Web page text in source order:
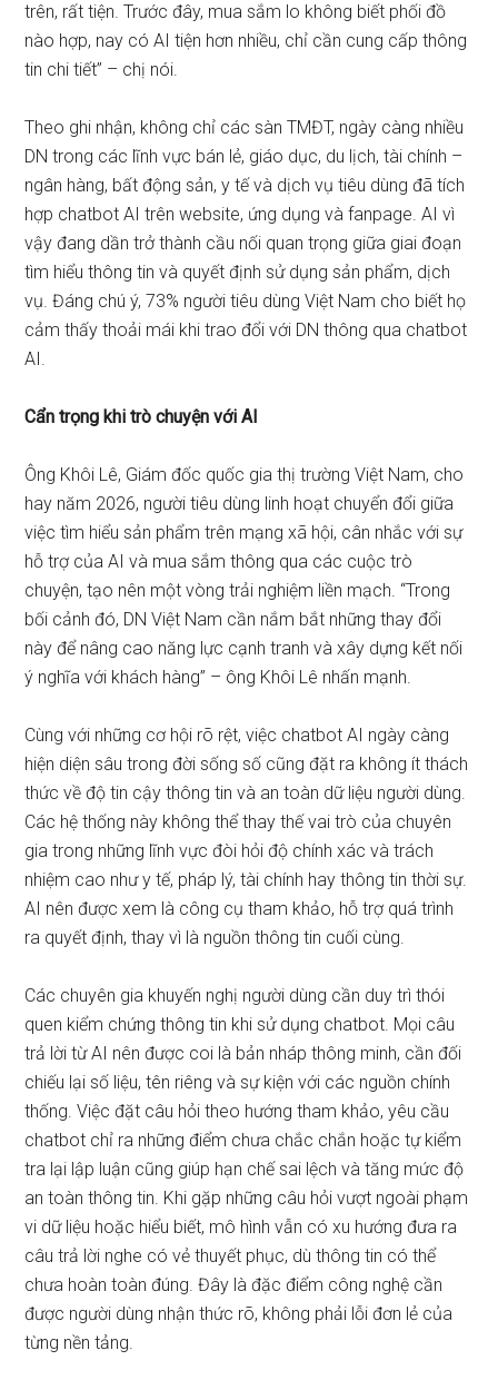
trên, rất tiện. Trước đây, mua sắm lo không biết phối đồ
nào hợp, nay có AI tiện hơn nhiều, chỉ cần cung cấp thông
tin chi tiết” – chị nói.
Theo ghi nhận, không chỉ các sàn TMĐT, ngày càng nhiều
DN trong các lĩnh vực bán lẻ, giáo dục, du lịch, tài chính –
ngân hàng, bất động sản, y tế và dịch vụ tiêu dùng đã tích
hợp chatbot AI trên website, ứng dụng và fanpage. AI vì
vậy đang dần trở thành cầu nối quan trọng giữa giai đoạn
tìm hiểu thông tin và quyết định sử dụng sản phẩm, dịch
vụ. Đáng chú ý, 73% người tiêu dùng Việt Nam cho biết họ
cảm thấy thoải mái khi trao đổi với DN thông qua chatbot
AI.
Cẩn trọng khi trò chuyện với AI
Ông Khôi Lê, Giám đốc quốc gia thị trường Việt Nam, cho
hay năm 2026, người tiêu dùng linh hoạt chuyển đổi giữa
việc tìm hiểu sản phẩm trên mạng xã hội, cân nhắc với sự
hỗ trợ của AI và mua sắm thông qua các cuộc trò
chuyện, tạo nên một vòng trải nghiệm liền mạch. “Trong
bối cảnh đó, DN Việt Nam cần nắm bắt những thay đổi
này để nâng cao năng lực cạnh tranh và xây dựng kết nối
ý nghĩa với khách hàng” – ông Khôi Lê nhấn mạnh.
Cùng với những cơ hội rõ rệt, việc chatbot AI ngày càng
hiện diện sâu trong đời sống số cũng đặt ra không ít thách
thức về độ tin cậy thông tin và an toàn dữ liệu người dùng.
Các hệ thống này không thể thay thế vai trò của chuyên
gia trong những lĩnh vực đòi hỏi độ chính xác và trách
nhiệm cao như y tế, pháp lý, tài chính hay thông tin thời sự.
AI nên được xem là công cụ tham khảo, hỗ trợ quá trình
ra quyết định, thay vì là nguồn thông tin cuối cùng.
Các chuyên gia khuyến nghị người dùng cần duy trì thói
quen kiểm chứng thông tin khi sử dụng chatbot. Mọi câu
trả lời từ AI nên được coi là bản nháp thông minh, cần đối
chiếu lại số liệu, tên riêng và sự kiện với các nguồn chính
thống. Việc đặt câu hỏi theo hướng tham khảo, yêu cầu
chatbot chỉ ra những điểm chưa chắc chắn hoặc tự kiểm
tra lại lập luận cũng giúp hạn chế sai lệch và tăng mức độ
an toàn thông tin. Khi gặp những câu hỏi vượt ngoài phạm
vi dữ liệu hoặc hiểu biết, mô hình vẫn có xu hướng đưa ra
câu trả lời nghe có vẻ thuyết phục, dù thông tin có thể
chưa hoàn toàn đúng. Đây là đặc điểm công nghệ cần
được người dùng nhận thức rõ, không phải lỗi đơn lẻ của
từng nền tảng.